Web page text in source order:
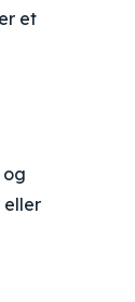
et
eller